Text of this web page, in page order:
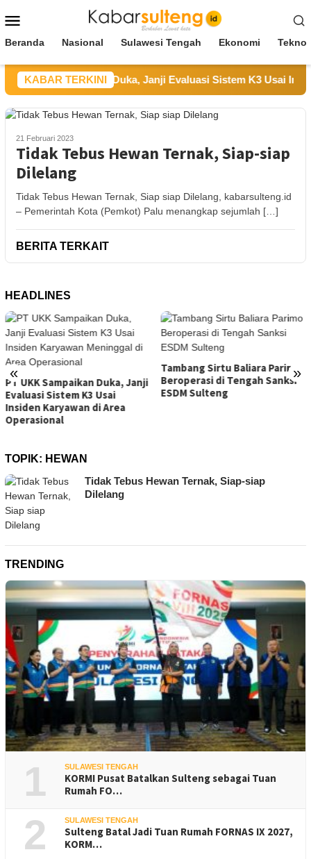
ke
Mobile
Beranda Nasional Sulawesi Tengah Ekonomi
KABAR TERKINI
UKK Sampaikan Duka, Janji Evaluasi Sistem K3 Usai
21 Februari 2023
Tidak Tebus Hewan Ternak, Siap-siap
Dilelang
Tidak Tebus Hewan Ternak, Siap siap Dilelang, kabarsulteng.id
– Pemerintah Kota (Pemkot) Palu menangkap sejumlah […]
BERITA TERKAIT
HEADLINES
« »
PT UKK Sampaikan Duka, Janji
Evaluasi Sistem K3 Usai
Insiden Karyawan di Area
Operasional
Tambang Sirtu Baliara Parimo
Beroperasi di Tengah Sanksi
ESDM Sulteng
TOPIK: HEWAN
Tidak Tebus Hewan Ternak, Siap-siap
Dilelang
TRENDING
1 SULAWESI TENGAH
KORMI Pusat Batalkan Sulteng sebagai Tuan
Rumah FO…
2 SULAWESI TENGAH
Sulteng Batal Jadi Tuan Rumah FORNAS IX 2027,
KORM…